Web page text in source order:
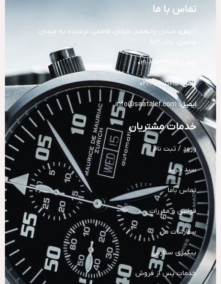
تماس با ما
رس: خیابان ولیعصر، خیابان فاطمی، نرسیده به میدان
فاطمی، پلاک 53
تلفن:82805015-021
ایمیل: info@saatalef.com
خدمات مشتریان
ورود / ثبت نام
سبد خرید
تماس باما
قوانین و مقررات
سفارشات من
پیگیری سفارش
خدمات پس از فروش